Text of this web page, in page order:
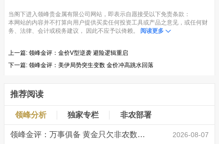
当阁下进入领峰贵金属有限公司网站，即表示自愿接受以下免责条款：
本网站的内容并不打算向用户提供买卖任何投资工具或产品之意见，或任何财
务、法律、会计或税务建议， 因此不应予以倚赖。 阅读更多
上一篇: 领峰金评：金价V型逆袭 避险逻辑重启
下一篇: 领峰金评：美伊局势突生变数 金价冲高跳水回落
推荐阅读
领峰分析 独家专栏 非农部署
领峰金评：万事俱备 黄金只欠非农数据“东风” 2026-08-07